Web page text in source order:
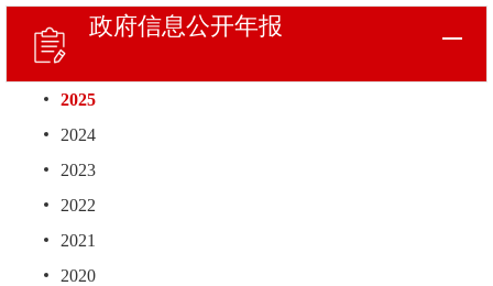
政府信息公开年报
2025
2024
2023
2022
2021
2020